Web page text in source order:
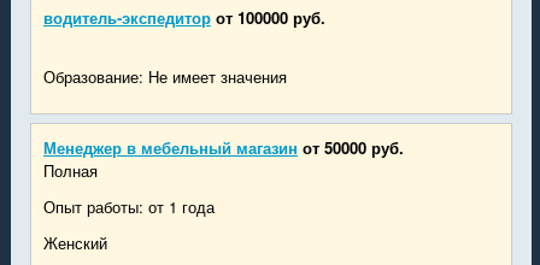
водитель-экспедитор от 100000 руб.
Образование: Не имеет значения
Менеджер в мебельный магазин от 50000 руб.
Полная
Опыт работы: от 1 года
Женский